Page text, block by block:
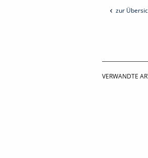
zur
VERWANDTE